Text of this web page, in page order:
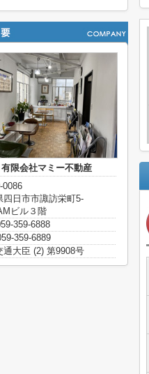
有限会社マミー不動産
0086
四日市市諏訪栄町5-
ビル３階
359-6888
359-6889
通大臣 (2) 第9908号